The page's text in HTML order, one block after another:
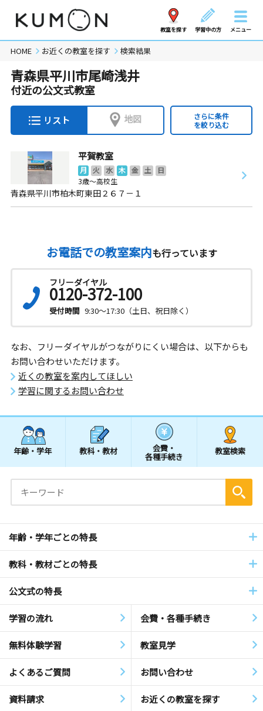
教室を探す 学習中の方 メニュー
HOME お近くの教室を探す 検索結果
青森県平川市尾崎浅井
付近の公文式教室
リスト 地図
さらに条件
を絞り込む
平賀教室
月 火 水 木 金 土
日
3歳～高校生
青森県平川市柏木町東田２６７－１
お電話での教室案内も行っています
フリーダイヤル
0120-372-100
受付時間 9:30～17:30（土日、祝日除く）
なお、フリーダイヤルがつながりにくい場合は、以下からも
お問い合わせいただけます。
近くの教室を案内してほしい
学習に関するお問い合わせ
年齢・学年 教科・教材 会費・
各種手続き
教室検索
年齢・学年ごとの特長
教科・教材ごとの特長
公文式の特長
学習の流れ 会費・各種手続き
無料体験学習 教室見学
よくあるご質問 お問い合わせ
資料請求 お近くの教室を探す